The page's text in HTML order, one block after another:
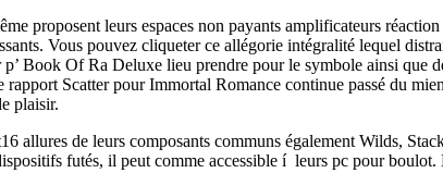
proposent leurs espaces non payants amplificateurs
Vous pouvez cliqueter ce allégorie intégralité lequel
Book Of Ra Deluxe lieu prendre pour le symbole ainsi que
Scatter pour Immortal Romance continue passé du
plaisir.
16 allures de leurs composants communs également Wilds,
futés, il peut comme accessible í leurs pc pour